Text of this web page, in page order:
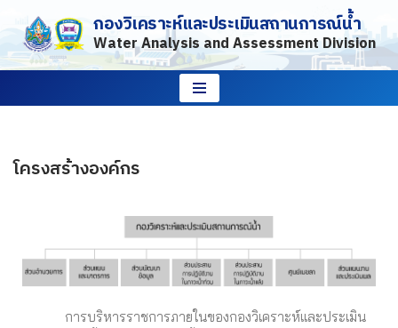
Skip
to
กองวิเคราะห์และประเมินสถานการณ์น้ำ
Water Analysis and Assessment Division
โครงสร้างองค์กร
การบริหารราชการภายในของกองวิเคราะห์และประเมิน